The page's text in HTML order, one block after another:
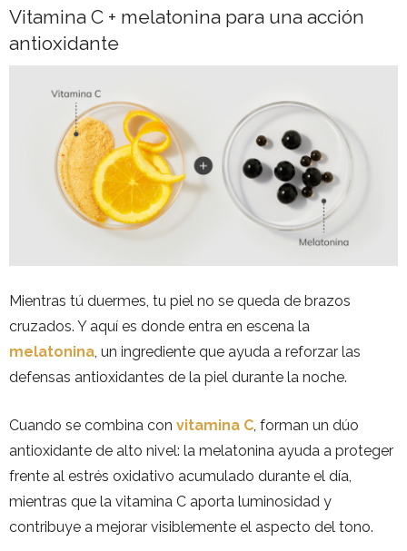
Vitamina C + melatonina para una acción
antioxidante
Mientras tú duermes, tu piel no se queda de brazos
cruzados. Y aquí es donde entra en escena la
melatonina , un ingrediente que ayuda a reforzar las
defensas antioxidantes de la piel durante la noche.
Cuando se combina con vitamina C , forman un dúo
antioxidante de alto nivel: la melatonina ayuda a proteger
frente al estrés oxidativo acumulado durante el día,
mientras que la vitamina C aporta luminosidad y
contribuye a mejorar visiblemente el aspecto del tono.